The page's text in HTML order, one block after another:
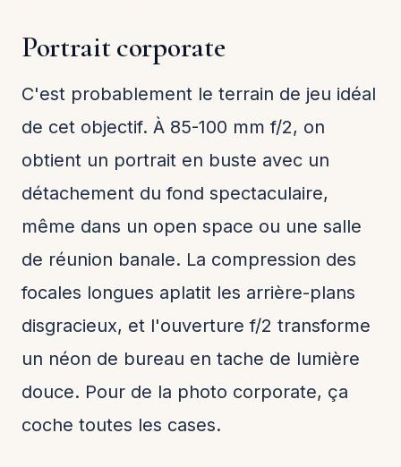
Portrait corporate
C'est probablement le terrain de jeu idéal
de cet objectif. À 85-100 mm f/2, on
obtient un portrait en buste avec un
détachement du fond spectaculaire,
même dans un open space ou une salle
de réunion banale. La compression des
focales longues aplatit les arrière-plans
disgracieux, et l'ouverture f/2 transforme
un néon de bureau en tache de lumière
douce. Pour de la photo corporate, ça
coche toutes les cases.